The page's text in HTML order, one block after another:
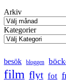
Arkiv
Kategorier
besök bloggen
film flyt fot